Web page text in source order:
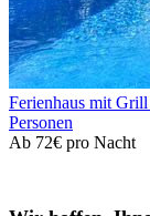
Ferienhaus mit
Personen
Ab 72€ pro Nacht